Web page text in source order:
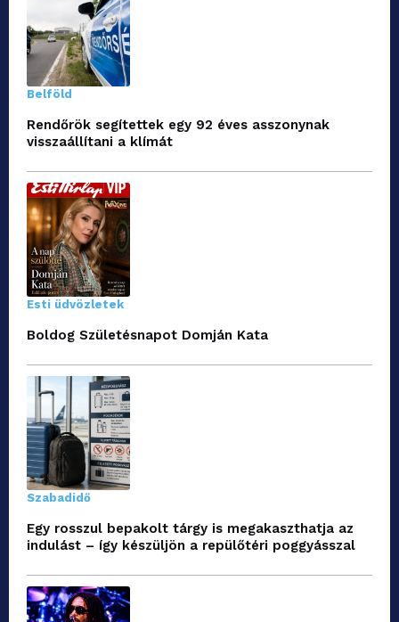
Belföld
Rendőrök segítettek egy 92 éves asszonynak
visszaállítani a klímát
Esti üdvözletek
Boldog Születésnapot Domján Kata
Szabadidő
Egy rosszul bepakolt tárgy is megakaszthatja az
indulást – így készüljön a repülőtéri poggyásszal